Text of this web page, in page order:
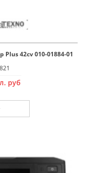
Plus 42cv 010-01884-01
руб